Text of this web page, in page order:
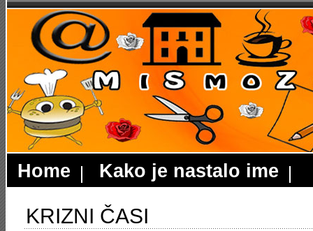
Home Kako je nastalo ime
KRIZNI ČASI